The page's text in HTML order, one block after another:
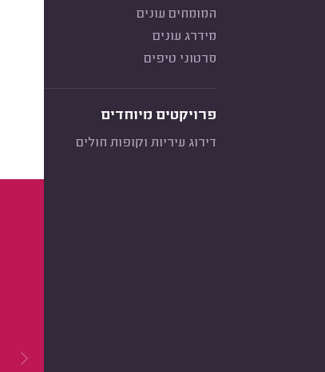
המומחים עונים
מידרג עונים
סרטוני טיפים
פרויקטים מיוחדים
דירוג עיריות וקופות חולים